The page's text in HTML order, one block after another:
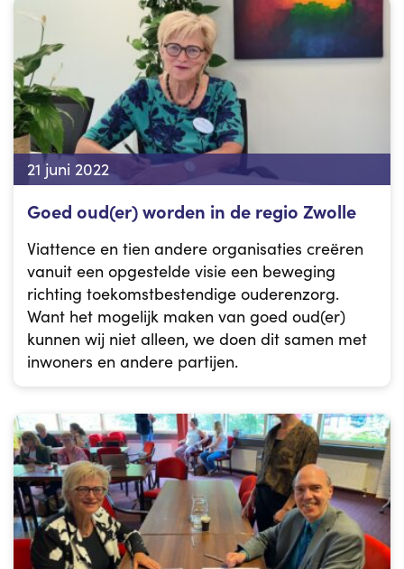
21 juni 2022
Goed oud(er) worden in de regio Zwolle
Viattence en tien andere organisaties creëren
vanuit een opgestelde visie een beweging
richting toekomstbestendige ouderenzorg.
Want het mogelijk maken van goed oud(er)
kunnen wij niet alleen, we doen dit samen met
inwoners en andere partijen.